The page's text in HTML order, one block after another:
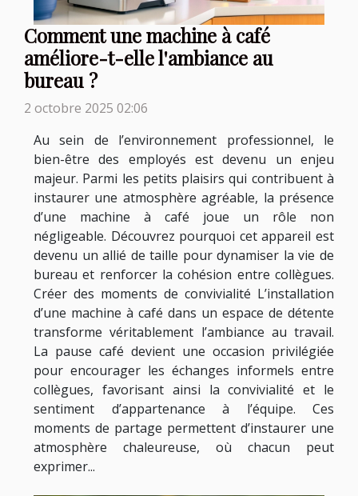
Comment une machine à café
améliore-t-elle l'ambiance au
bureau ?
2 octobre 2025 02:06
Au sein de l’environnement professionnel, le
bien-être des employés est devenu un enjeu
majeur. Parmi les petits plaisirs qui contribuent à
instaurer une atmosphère agréable, la présence
d’une machine à café joue un rôle non
négligeable. Découvrez pourquoi cet appareil est
devenu un allié de taille pour dynamiser la vie de
bureau et renforcer la cohésion entre collègues.
Créer des moments de convivialité L’installation
d’une machine à café dans un espace de détente
transforme véritablement l’ambiance au travail.
La pause café devient une occasion privilégiée
pour encourager les échanges informels entre
collègues, favorisant ainsi la convivialité et le
sentiment d’appartenance à l’équipe. Ces
moments de partage permettent d’instaurer une
atmosphère chaleureuse, où chacun peut
exprimer...